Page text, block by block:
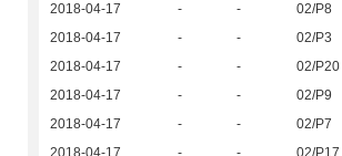
2018-04-17
- - 02/P8
2018-04-17
- - 02/P3
2018-04-17
- - 02/P20
2018-04-17
- - 02/P9
2018-04-17
- - 02/P7